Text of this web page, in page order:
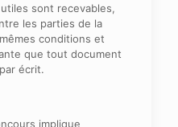
sont recevables,
les parties de la
conditions et
que tout document
écrit.
implique